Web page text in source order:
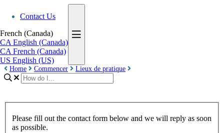
Contact Us
French (Canada)
CA English (Canada)
CA French (Canada)
US English (US)
Home Commencer Lieux de pratique
Please fill out the contact form below and we will reply as soon
as possible.